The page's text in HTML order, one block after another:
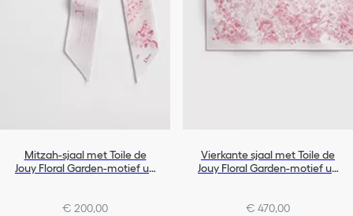
Mitzah-sjaal met Toile de
Jouy Floral Garden-motief uit
€ 200,00
Vierkante sjaal met Toile de
Jouy Floral Garden-motief uit
€ 470,00